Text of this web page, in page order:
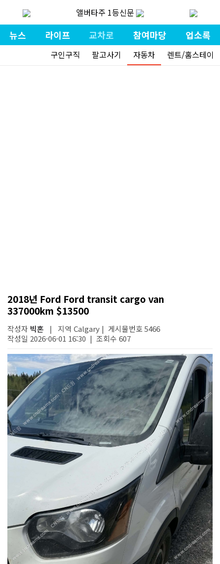
앨버타주 1등신문
뉴스 라이프 교차로 참여마당 업소록
구인구직 팔고사기 자동차 렌트/홈스테이
2018년 Ford Ford transit cargo van
337000km $13500
작성자 빅혼 | 지역 Calgary | 게시물번호 5466
작성일 2026-06-01 16:30 | 조회수 607